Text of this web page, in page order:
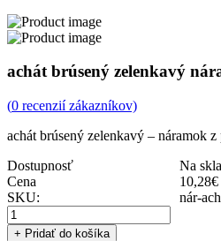
achát brúsený zelenkavý
(0 recenzií zákazníkov)
achát brúsený zelenkavý – náramok
Dostupnosť
Na
Cena
10,28€
SKU:
nár-
+ Pridať do košíka